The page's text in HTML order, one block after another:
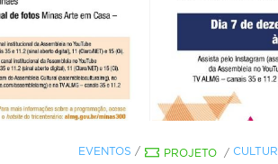
EVENTOS / PROJETO /